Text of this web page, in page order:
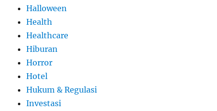
Halloween
Health
Healthcare
Hiburan
Horror
Hotel
Hukum & Regulasi
Investasi